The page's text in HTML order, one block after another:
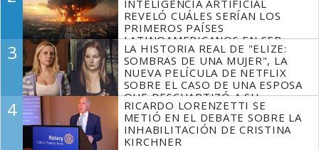
INTELIGENCIA ARTIFICIAL
REVELÓ CUÁLES SERÍAN LOS
PRIMEROS PAÍSES
LATINOAMERICANOS EN SER
DERROTADOS
3
LA HISTORIA REAL DE "ELIZE:
SOMBRAS DE UNA MUJER", LA
NUEVA PELÍCULA DE NETFLIX
SOBRE EL CASO DE UNA ESPOSA
QUE DESCUARTIZÓ A SU
MARIDO
4
RICARDO LORENZETTI SE
METIÓ EN EL DEBATE SOBRE LA
INHABILITACIÓN DE CRISTINA
KIRCHNER